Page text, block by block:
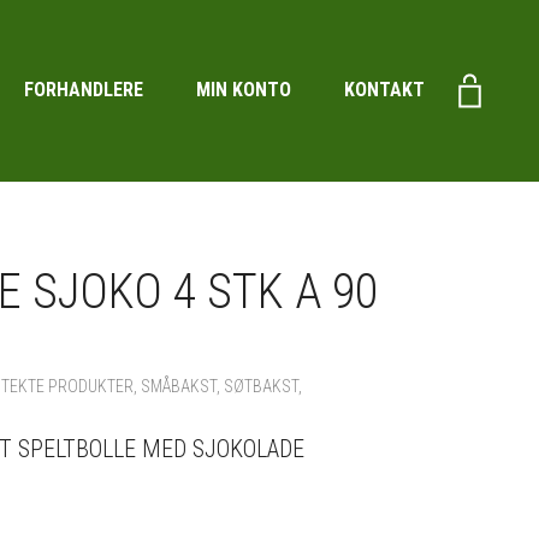
FORHANDLERE MIN KONTO KONTAKT
SJOKO 4 STK A 90
PRODUKTER SMÅBAKST, SØTBAKST,
SPELTBOLLE MED SJOKOLADE